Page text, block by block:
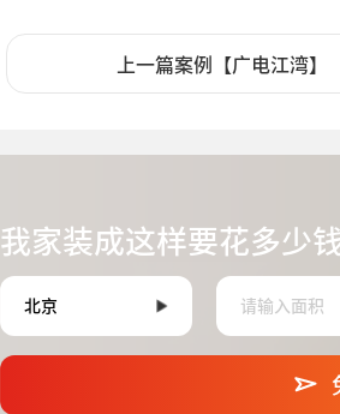
上一篇案例【广电江湾】
我家装成这样要花多少